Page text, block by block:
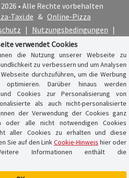
• Alle Rechte vorbehalten
Taxi.de & Online-Pizza
| Nutzungsbedingungen |
Hinweis
verwendet Cookies
die Nutzung unserer Webseite zu
zu verbessern und um Analysen
durchzuführen, um die Werbung
Darüber hinaus werden
Cookies zur Personalisierung von
als auch nicht-personalisierte
der Verwendung der Cookies ganz
oder alle nicht notwendigen Cookies
aller Cookies zu erhalten und diese
Sie auf den LinkCookie-Hinweis hier oder
Informationen enthält die